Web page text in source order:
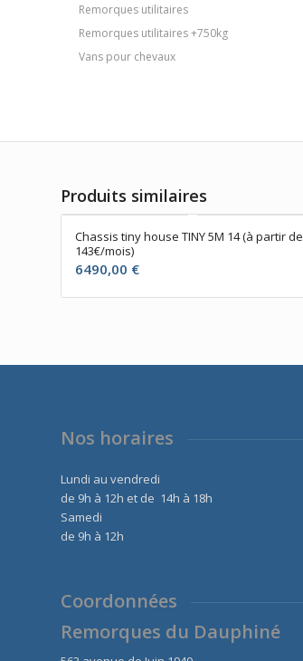
Remorques utilitaires
Remorques utilitaires +750kg
Vans pour chevaux
Produits similaires
Chassis tiny house TINY 5M 14 (à partir de
143€/mois)
6490,00 €
Nos horaires
Lundi au vendredi
de 9h à 12h et de 14h à 18h
Samedi
de 9h à 12h
Coordonnées
Remorques du Dauphiné